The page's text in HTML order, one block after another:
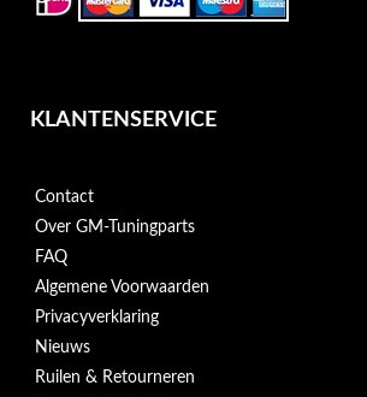
KLANTENSERVICE
Contact
Over GM-Tuningparts
FAQ
Algemene Voorwaarden
Privacyverklaring
Nieuws
Ruilen & Retourneren